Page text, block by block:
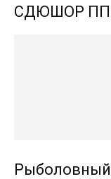
СДЮШОР
Рыболовный